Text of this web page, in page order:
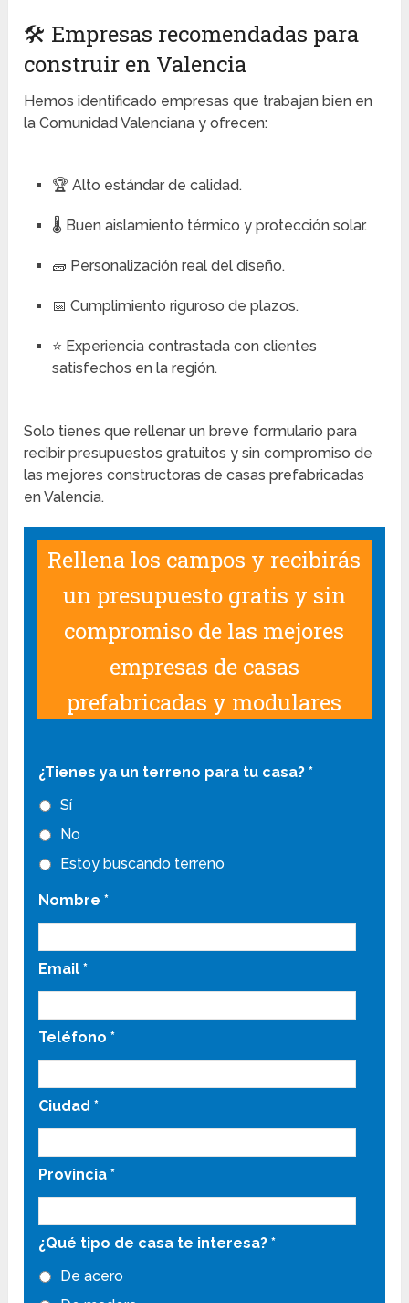
🛠️ Empresas recomendadas para
construir en Valencia
Hemos identificado empresas que trabajan bien en
la Comunidad Valenciana y ofrecen:
🏆 Alto estándar de calidad.
🌡️ Buen aislamiento térmico y protección solar.
🧱 Personalización real del diseño.
📅 Cumplimiento riguroso de plazos.
⭐ Experiencia contrastada con clientes
satisfechos en la región.
Solo tienes que rellenar un breve formulario para
recibir presupuestos gratuitos y sin compromiso de
las mejores constructoras de casas prefabricadas
en Valencia.
Rellena los campos y recibirás
un presupuesto gratis y sin
compromiso de las mejores
empresas de casas
prefabricadas y modulares
¿Tienes ya un terreno para tu casa? *
Sí
No
Estoy buscando terreno
Nombre *
Email *
Teléfono *
Ciudad *
Provincia *
¿Qué tipo de casa te interesa? *
De acero